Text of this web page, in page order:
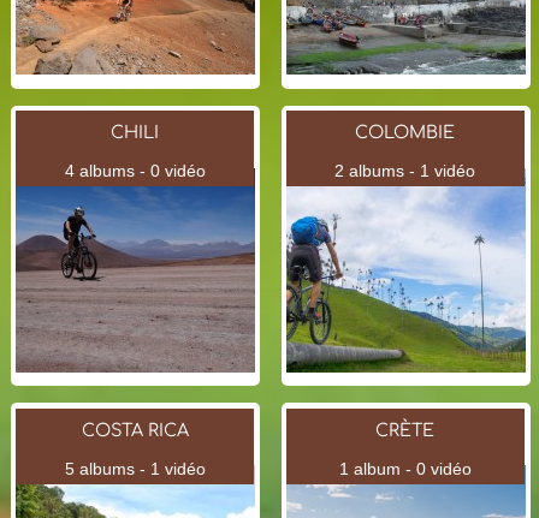
CHILI
4 albums - 0 vidéo
COLOMBIE
2 albums - 1 vidéo
COSTA RICA
5 albums - 1 vidéo
CRÈTE
1 album - 0 vidéo